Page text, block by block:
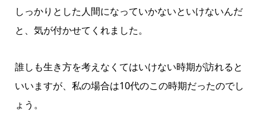
しっかりとした人間になっていかないといけないんだ
と、気が付かせてくれました。
誰しも生き方を考えなくてはいけない時期が訪れると
いいますが、私の場合は10代のこの時期だったのでし
ょう。